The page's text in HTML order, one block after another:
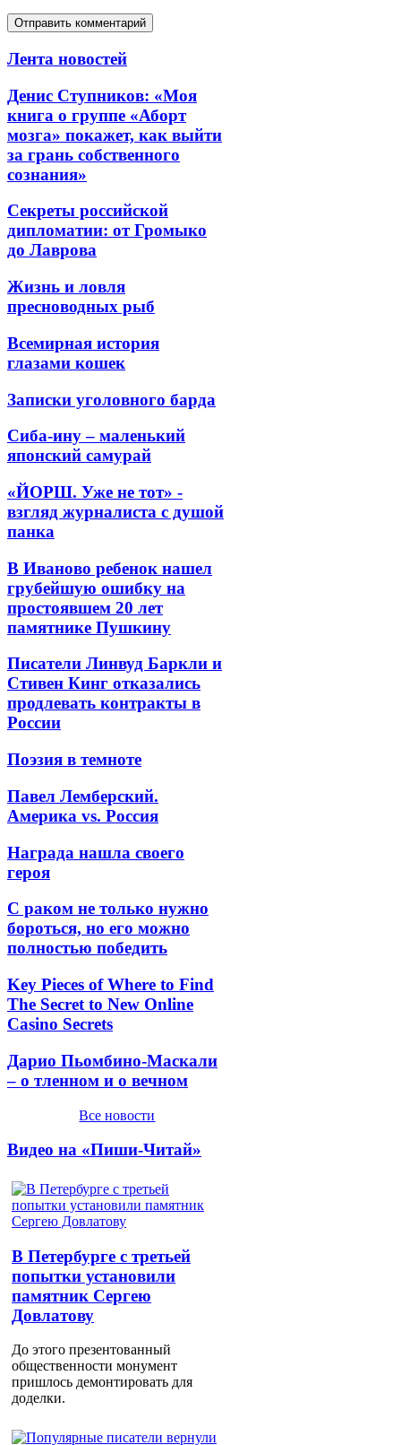
Лента новостей
Денис Ступников: «Моя
книга о группе «Аборт
мозга» покажет, как выйти
за грань собственного
сознания»
Секреты российской
дипломатии: от Громыко
до Лаврова
Жизнь и ловля
пресноводных рыб
Всемирная история
глазами кошек
Записки уголовного барда
Сиба-ину – маленький
японский самурай
«ЙОРШ. Уже не тот» -
взгляд журналиста с душой
панка
В Иваново ребенок нашел
грубейшую ошибку на
простоявшем 20 лет
памятнике Пушкину
Писатели Линвуд Баркли и
Стивен Кинг отказались
продлевать контракты в
России
Поэзия в темноте
Павел Лемберский.
Америка vs. Россия
Награда нашла своего
героя
С раком не только нужно
бороться, но его можно
полностью победить
Key Pieces of Where to Find
The Secret to New Online
Casino Secrets
Дарио Пьомбино-Маскали
– о тленном и о вечном
Все новости
Видео на «Пиши-Читай»
В Петербурге с третьей
попытки установили
памятник Сергею
Довлатову
До этого презентованный
общественности монумент
пришлось демонтировать для
доделки.